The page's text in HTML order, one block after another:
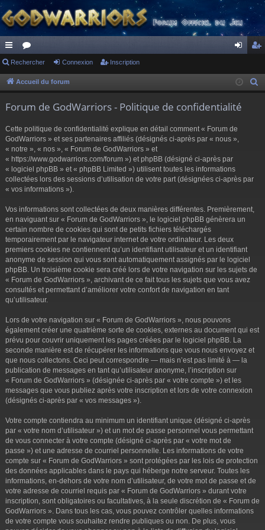
ac
co
s
or
u ne cri
Rechercher Connexion Inscription
Accueil du forum
Forum de GodWarriors - Politique de confidentialité
Cette politique de confidentialité explique en détail comment « Forum de
GodWarriors » et ses partenaires affiliés (désignés ci-après par « nous »,
« notre », « nos », « Forum de GodWarriors » et
« https://www.godwarriors.com/forum ») et phpBB (désigné ci-après par
« logiciel phpBB » et « phpBB Limited ») utilisent toutes les informations
collectées lors des sessions d’utilisation de votre part (désignées ci-après par
« vos informations »).
Vos informations sont collectées de deux manières différentes. Premièrement,
en naviguant sur « Forum de GodWarriors », le logiciel phpBB génèrera un
certain nombre de cookies qui sont de petits fichiers téléchargés
temporairement par le navigateur internet de votre ordinateur. Les deux
premiers cookies ne contiennent qu’un identifiant utilisateur et un identifiant
anonyme de session qui vous sont automatiquement assignés par le logiciel
phpBB. Un troisième cookie sera créé lors de votre navigation sur les sujets de
« Forum de GodWarriors », archivant de ce fait tous les sujets que vous avez
consultés et permettant d’améliorer votre confort de navigation en tant
qu’utilisateur.
Lors de votre navigation sur « Forum de GodWarriors », nous pouvons
également créer une quatrième sorte de cookies, externes au document qui est
prévu pour couvrir uniquement les pages créées par le logiciel phpBB. La
seconde manière est de récupérer les informations que vous nous envoyez et
que nous collectons. Ceci peut correspondre — mais n’est pas limité à — la
publication de messages en tant qu’utilisateur anonyme, l’inscription sur
« Forum de GodWarriors » (désignée ci-après par « votre compte ») et les
messages que vous publiez après votre inscription et lors de votre connexion
(désignés ci-après par « vos messages »).
Votre compte contiendra au minimum un identifiant unique (désigné ci-après
par « votre nom d’utilisateur ») et un mot de passe personnel vous permettant
de vous connecter à votre compte (désigné ci-après par « votre mot de
passe ») et une adresse de courriel personnelle. Les informations de votre
compte sur « Forum de GodWarriors » sont protégées par les lois de protection
des données applicables dans le pays qui héberge notre serveur. Toutes les
informations, en-dehors de votre nom d’utilisateur, de votre mot de passe et de
votre adresse de courriel requis par « Forum de GodWarriors » durant votre
inscription, sont obligatoires ou facultatives, à la seule discrétion de « Forum de
GodWarriors ». Dans tous les cas, vous pouvez contrôler quelles informations
de votre compte vous souhaitez rendre publiques ou non. De plus, vous